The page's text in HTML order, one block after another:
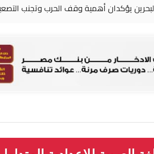
يؤكدان أهمية وقف الحرب وتجنب